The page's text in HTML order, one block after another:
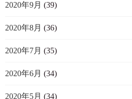
2020年9月 (39)
2020年8月 (36)
2020年7月 (35)
2020年6月 (34)
2020年5月 (34)